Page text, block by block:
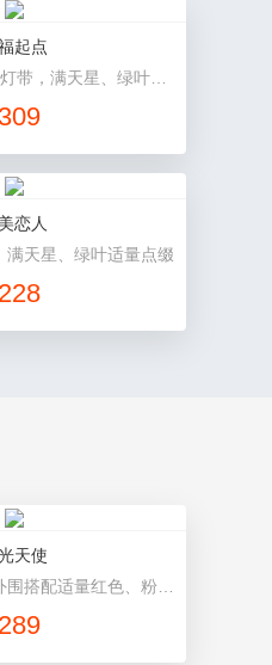
起点
309
恋人
满天星、绿叶适量点缀
228
天使
289